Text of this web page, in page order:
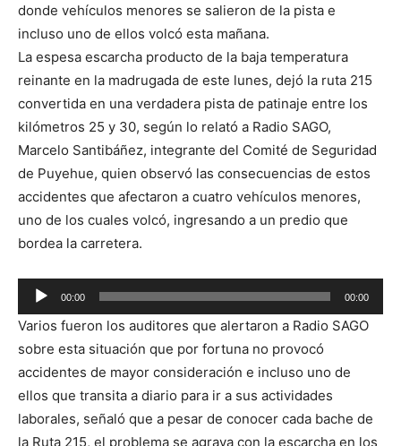
donde vehículos menores se salieron de la pista e
incluso uno de ellos volcó esta mañana.
La espesa escarcha producto de la baja temperatura
reinante en la madrugada de este lunes, dejó la ruta 215
convertida en una verdadera pista de patinaje entre los
kilómetros 25 y 30, según lo relató a Radio SAGO,
Marcelo Santibáñez, integrante del Comité de Seguridad
de Puyehue, quien observó las consecuencias de estos
accidentes que afectaron a cuatro vehículos menores,
uno de los cuales volcó, ingresando a un predio que
bordea la carretera.
Reproductor
de
audio
00:00 00:00
Varios fueron los auditores que alertaron a Radio SAGO
sobre esta situación que por fortuna no provocó
accidentes de mayor consideración e incluso uno de
ellos que transita a diario para ir a sus actividades
laborales, señaló que a pesar de conocer cada bache de
la Ruta 215, el problema se agrava con la escarcha en los